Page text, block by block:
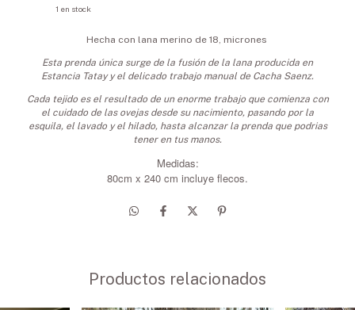
1 en stock
Hecha con lana merino de 18, micrones
Esta prenda única surge de la fusión de la lana producida en
Estancia Tatay y el delicado trabajo manual de Cacha Saenz.
Cada tejido es el resultado de un enorme trabajo que comienza con
el cuidado de las ovejas desde su nacimiento, pasando por la
esquila, el lavado y el hilado, hasta alcanzar la prenda que podrias
tener en tus manos.
Medidas:
80cm x 240 cm incluye flecos.
Productos relacionados